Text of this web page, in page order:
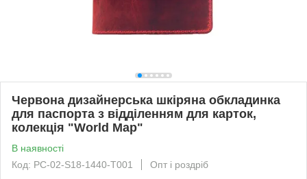
Червона дизайнерська шкіряна обкладинка
для паспорта з відділенням для карток,
колекція "World Map"
В наявності
Код: PC-02-S18-1440-T001
Опт і роздріб